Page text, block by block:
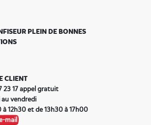
PLEIN DE BONNES
CLIENT
23 17 appel gratuit
vendredi
12h30 et de 13h30 à 17h00
mail